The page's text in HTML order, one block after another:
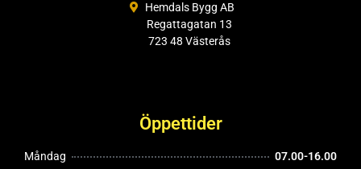
Hemdals Bygg AB
Regattagatan 13
723 48 Västerås
Öppettider
Måndag
07.00-16.00